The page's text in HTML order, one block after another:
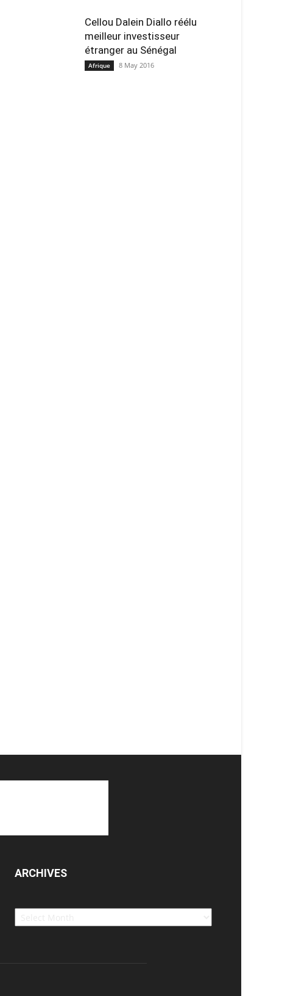
Cellou Dalein Diallo réélu
meilleur investisseur
étranger au Sénégal
Afrique 8 May 2016
ARCHIVES
Archives